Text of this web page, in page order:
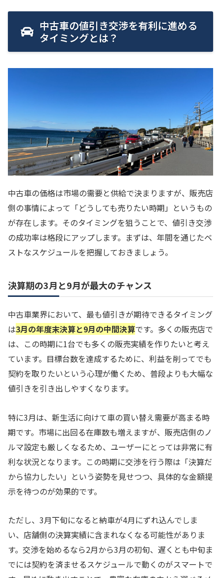
中古車の値引き交渉を有利に進める
タイミングとは？
中古車の価格は市場の需要と供給で決まりますが、販売店
側の事情によって「どうしても売りたい時期」というもの
が存在します。そのタイミングを狙うことで、値引き交渉
の成功率は格段にアップします。まずは、年間を通じたベ
ストなスケジュールを把握しておきましょう。
決算期の3月と9月が最大のチャンス
中古車業界において、最も値引きが期待できるタイミング
は3月の年度末決算と9月の中間決算です。多くの販売店で
は、この時期に1台でも多くの販売実績を作りたいと考え
ています。目標台数を達成するために、利益を削ってでも
契約を取りたいという心理が働くため、普段よりも大幅な
値引きを引き出しやすくなります。
特に3月は、新生活に向けて車の買い替え需要が高まる時
期です。市場に出回る在庫数も増えますが、販売店側のノ
ルマ設定も厳しくなるため、ユーザーにとっては非常に有
利な状況となります。この時期に交渉を行う際は「決算だ
から協力したい」という姿勢を見せつつ、具体的な金額提
示を待つのが効果的です。
ただし、3月下旬になると納車が4月にずれ込んでしま
い、店舗側の決算実績に含まれなくなる可能性がありま
す。交渉を始めるなら2月から3月の初旬、遅くとも中旬ま
でには契約を済ませるスケジュールで動くのがスマートで